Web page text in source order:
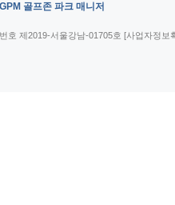
GPM 골프존 파크 매니저
호 제2019-서울강남-01705호 [사업자정보